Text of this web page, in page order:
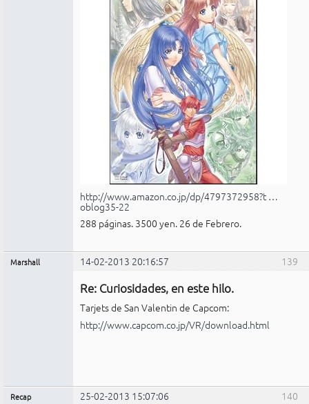
http://www.amazon.co.jp/dp/4797372958?t …
oblog35-22
288 páginas. 3500 yen. 26 de Febrero.
139
Marshall 14-02-2013 20:16:57
Re: Curiosidades, en este hilo.
Tarjets de San Valentin de Capcom:
http://www.capcom.co.jp/VR/download.html
140
Recap 25-02-2013 15:07:06